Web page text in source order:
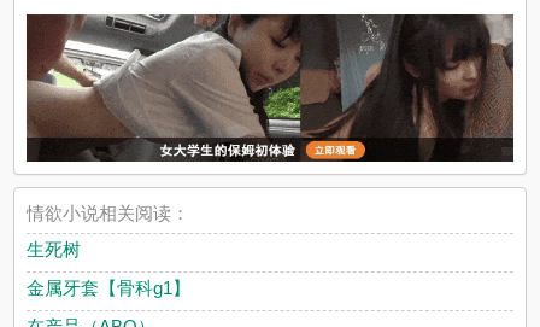
情欲小说相关阅读：
生死树
金属牙套【骨科g1】